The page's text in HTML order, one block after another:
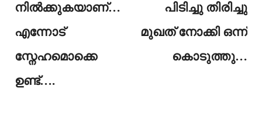
നിൽക്കുകയാണ്…
എന്നോട്
സ്നേഹമൊക്കെ
ഉണ്ട്….
പിടിച്ചു തിരിച്ചു
മുഖത് നോക്കി ഒന്ന്
കൊടുത്തു…